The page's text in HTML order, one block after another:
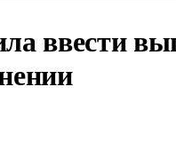
ввести